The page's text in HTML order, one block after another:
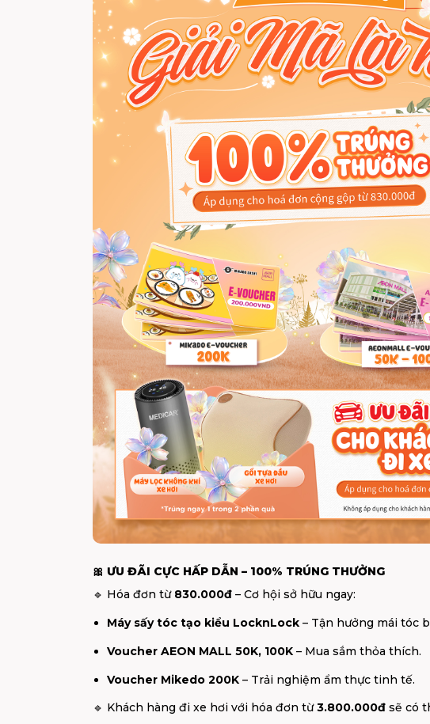
🎀 ƯU ĐÃI CỰC HẤP DẪN – 100% TRÚNG THƯỞNG
🔹 Hóa đơn từ 830.000đ – Cơ hội sở hữu ngay:
Máy sấy tóc tạo kiểu LocknLock – Tận hưởng mái tóc
Voucher AEON MALL 50K, 100K – Mua sắm thỏa thích.
Voucher Mikedo 200K – Trải nghiệm ẩm thực tinh tế.
🔹 Khách hàng đi xe hơi với hóa đơn từ3.800.000đ sẽ có